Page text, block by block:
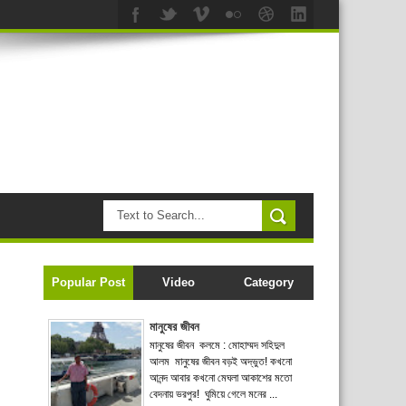
Popular Post Video Category
মানুষের জীবন
মানুষের জীবন কলমে : মোহাম্মদ সহিদুল
আলম মানুষের জীবন বড়ই অদ্ভুত! কখনো
আনন্দ আবার কখনো মেঘলা আকাশের মতো
বেদনায় ভরপুর! ঘুমিয়ে গেলে মনের ...